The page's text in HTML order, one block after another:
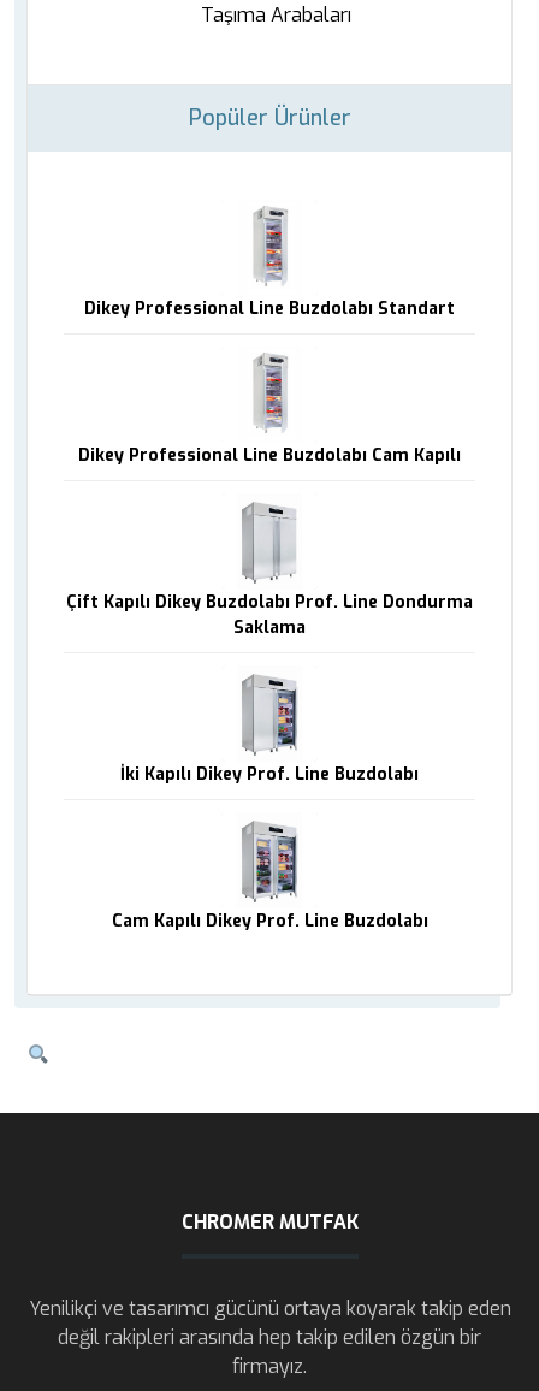
Taşıma Arabaları
Popüler Ürünler
Dikey Professional Line Buzdolabı Standart
Dikey Professional Line Buzdolabı Cam Kapılı
Çift Kapılı Dikey Buzdolabı Prof. Line Dondurma
Saklama
İki Kapılı Dikey Prof. Line Buzdolabı
Cam Kapılı Dikey Prof. Line Buzdolabı
CHROMER MUTFAK
Yenilikçi ve tasarımcı gücünü ortaya koyarak takip eden
değil rakipleri arasında hep takip edilen özgün bir
firmayız.